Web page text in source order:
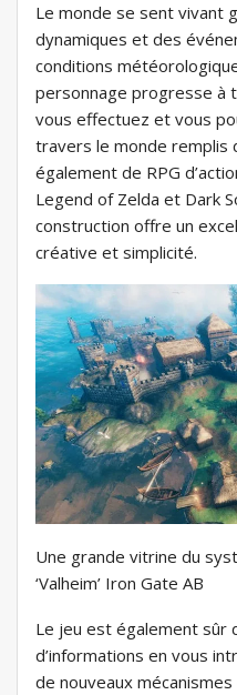
Le monde se sent vivant
dynamiques et des
conditions
personnage progresse à
vous effectuez et vous
travers le monde remplis
également de RPG
Legend of Zelda et Dark
construction offre un
créative et simplicité.
Une grande vitrine du
‘Valheim’ Iron Gate AB
Le jeu est également sûr
d’informations en vous
de nouveaux